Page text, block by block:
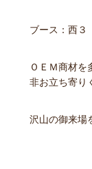
ブース：西
ＯＥＭ商材を
非お立ち寄り
沢山の御来場